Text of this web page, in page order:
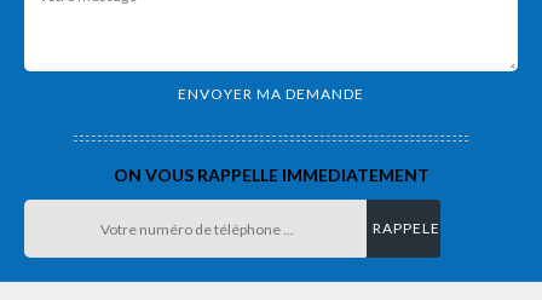
ON VOUS RAPPELLE IMMEDIATEMENT